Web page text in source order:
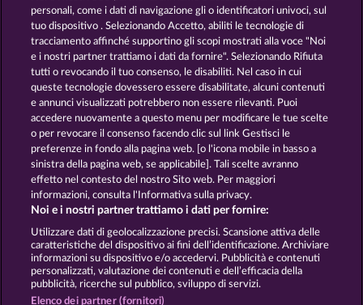
King & Queen Super Piggy Coins
Termini e condizioni
Informativa sulla privacy e cookies
Note legali Società FAQ
Invia richiesta di recesso
personali, come i dati di navigazione gli o identificatori univoci, sul
tuo dispositivo . Selezionando Accetto, abiliti le tecnologie di
tracciamento affinché supportino gli scopi mostrati alla voce "Noi
e i nostri partner trattiamo i dati da fornire". Selezionando Rifiuta
tutti o revocando il tuo consenso, le disabiliti. Nel caso in cui
queste tecnologie dovessero essere disabilitate, alcuni contenuti
e annunci visualizzati potrebbero non essere rilevanti. Puoi
accedere nuovamente a questo menu per modificare le tue scelte
o per revocare il consenso facendo clic sul link Gestisci le
preferenze in fondo alla pagina web. [o l'icona mobile in basso a
sinistra della pagina web, se applicabile]. Tali scelte avranno
effetto nel contesto del nostro Sito web. Per maggiori
informazioni, consulta l'Informativa sulla privacy.
Noi e i nostri partner trattiamo i dati per fornire:
Utilizzare dati di geolocalizzazione precisi. Scansione attiva delle
caratteristiche del dispositivo ai fini dell’identificazione. Archiviare
informazioni su dispositivo e/o accedervi. Pubblicità e contenuti
personalizzati, valutazione dei contenuti e dell’efficacia della
pubblicità, ricerche sul pubblico, sviluppo di servizi.
Elenco dei partner (fornitori)